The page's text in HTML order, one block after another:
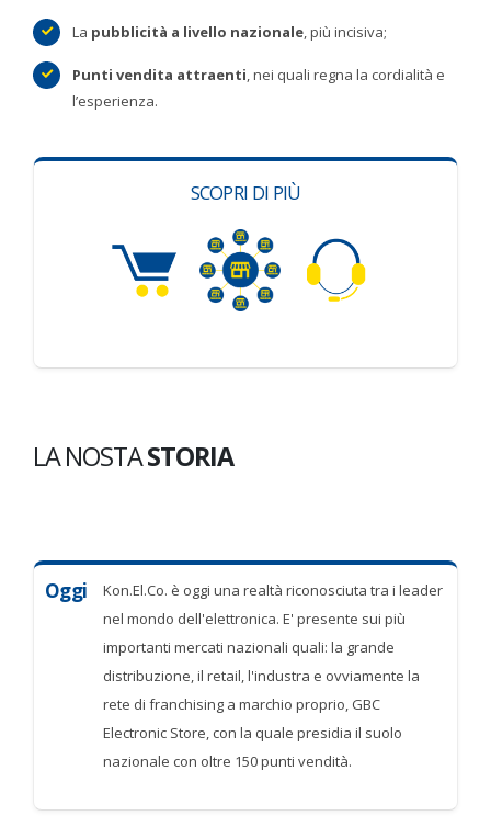
La pubblicità a livello nazionale, più incisiva;
Punti vendita attraenti, nei quali regna la cordialità e
l’esperienza.
SCOPRI DI PIÙ
LA NOSTASTORIA
Oggi
Kon.El.Co. è oggi una realtà riconosciuta tra i leader
nel mondo dell'elettronica. E' presente sui più
importanti mercati nazionali quali: la grande
distribuzione, il retail, l'industra e ovviamente la
rete di franchising a marchio proprio, GBC
Electronic Store, con la quale presidia il suolo
nazionale con oltre 150 punti vendità.